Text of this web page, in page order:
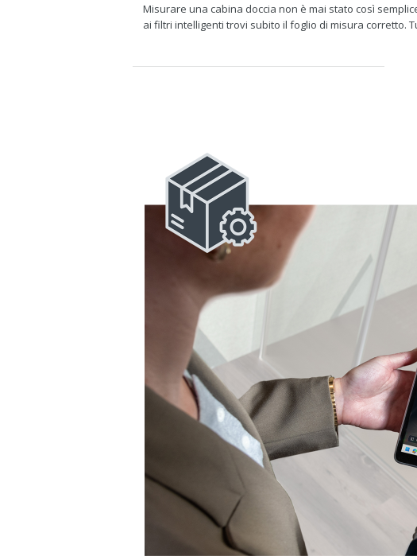
Misurare una cabina doccia non è mai stato così
ai filtri intelligenti trovi subito il foglio di misura corretto.